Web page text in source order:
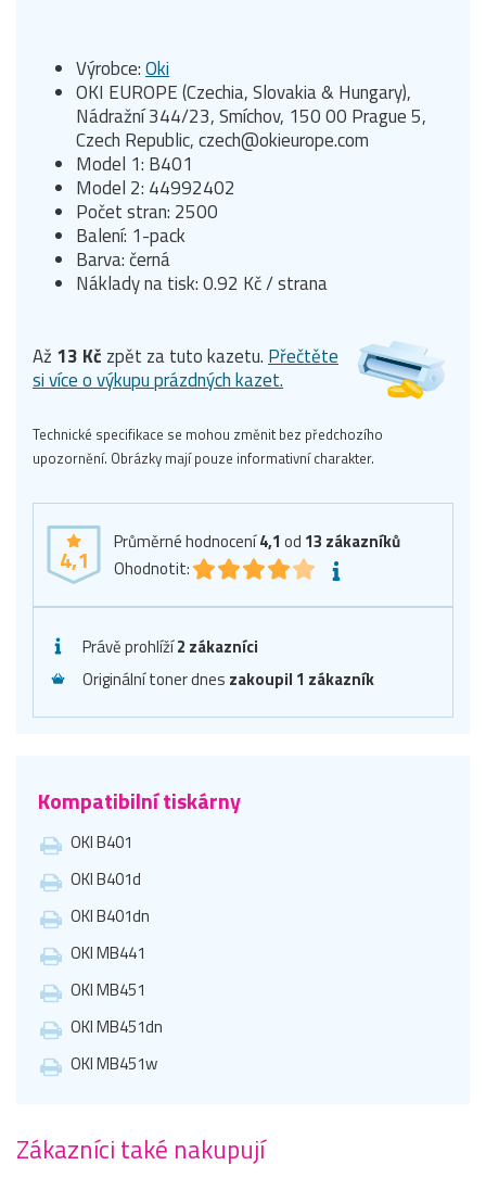
Výrobce:Oki
OKI EUROPE (Czechia, Slovakia & Hungary),
Nádražní 344/23, Smíchov, 150 00 Prague 5,
Czech Republic, czech@okieurope.com
Model 1: B401
Model 2: 44992402
Počet stran: 2500
Balení: 1-pack
Barva: černá
Náklady na tisk: 0.92 Kč / strana
Až 13 Kč zpět za tuto kazetu.Přečtěte
si více o výkupu prázdných kazet.
Technické specifikace se mohou změnit bez předchozího
upozornění. Obrázky mají pouze informativní charakter.
4,1
Průměrné hodnocení4,1 od 13 zákazníků
Ohodnotit:
Právě prohlíží2 zákazníci
Originální toner dnes zakoupil 1 zákazník
Kompatibilní tiskárny
OKI B401
OKI B401d
OKI B401dn
OKI MB441
OKI MB451
OKI MB451dn
OKI MB451w
Zákazníci také nakupují